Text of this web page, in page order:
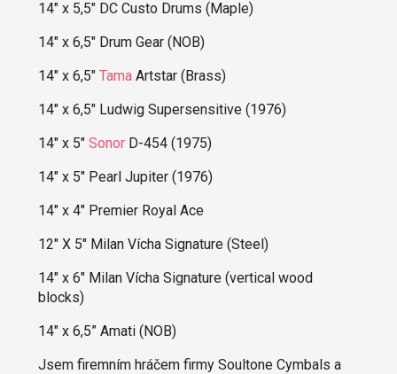
14" x 5,5" DC Custo Drums (Maple)
14" x 6,5" Drum Gear (NOB)
14" x 6,5" TamaArtstar (Brass)
14" x 6,5" Ludwig Supersensitive (1976)
14" x 5" SonorD-454 (1975)
14" x 5" Pearl Jupiter (1976)
14" x 4" Premier Royal Ace
12" X 5" Milan Vícha Signature (Steel)
14" x 6" Milan Vícha Signature (vertical wood
blocks)
14" x 6,5” Amati (NOB)
Jsem firemním hráčem firmy Soultone Cymbals a